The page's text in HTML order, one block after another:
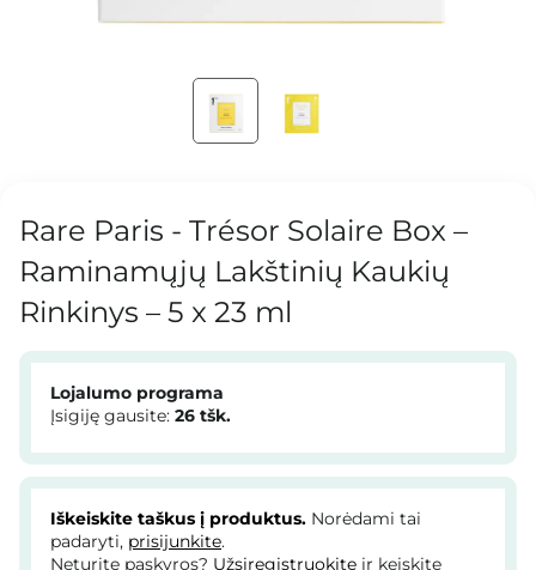
Rare Paris - Trésor Solaire Box –
Raminamųjų Lakštinių Kaukių
Rinkinys – 5 x 23 ml
Lojalumo programa
Įsigiję gausite: 26 tšk.
Iškeiskite taškus į produktus. Norėdami tai
padaryti, prisijunkite.
Neturite paskyros? Užsiregistruokite ir keiskite